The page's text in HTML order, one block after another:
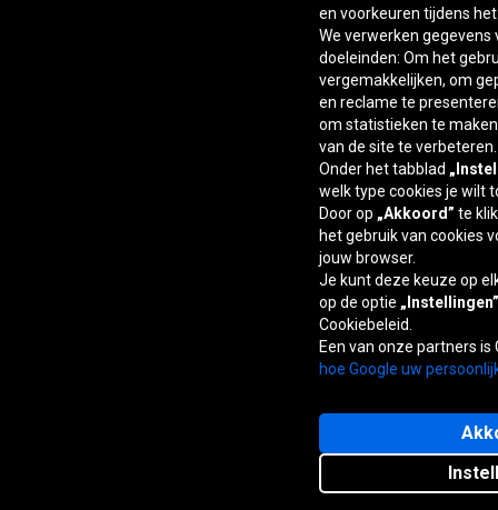
en voorkeuren tijdens
We verwerken gegevens
doeleinden: Om het
vergemakkelijken, om
en reclame te
om statistieken te
van de site te verbeteren.
Onder het tabblad
welk type cookies je wilt
Door op „Akkoord” te
het gebruik van cookies
jouw browser.
Je kunt deze keuze op
op de optie „Instellingen”
Cookiebeleid.
Een van onze partners is
hoe Google uw